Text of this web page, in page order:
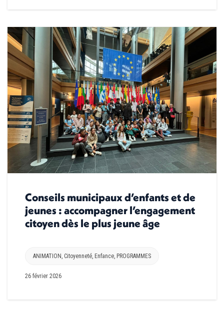
Conseils municipaux d’enfants et de
jeunes : accompagner l’engagement
citoyen dès le plus jeune âge
ANIMATION , Citoyenneté, Enfance, PROGRAMMES
26 février 2026